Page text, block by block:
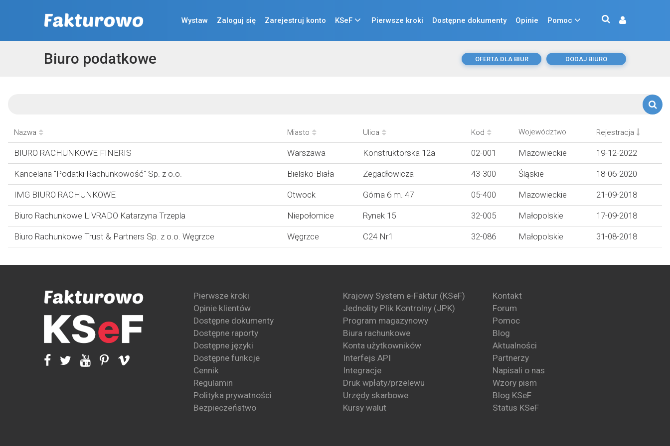
Wystaw Zaloguj się Zarejestruj konto KSeF Pierwsze kroki Dostępne dokumenty Opinie Pomoc
Biuro podatkowe OFERTA DLA BIUR DODAJ BIURO
Nazwa Miasto Ulica Kod Województwo Rejestracja
BIURO RACHUNKOWE FINERIS Warszawa Konstruktorska 12a 02-001 Mazowieckie 19-12-2022
Kancelaria "Podatki-Rachunkowość" Sp. z o.o. Bielsko-Biała Zegadłowicza 43-300 Śląskie 18-06-2020
IMG BIURO RACHUNKOWE Otwock Górna 6 m. 47 05-400 Mazowieckie 21-09-2018
Biuro Rachunkowe LIVRADO Katarzyna Trzepla Niepołomice Rynek 15 32-005 Małopolskie 17-09-2018
Biuro Rachunkowe Trust & Partners Sp. z o.o. Węgrzce Węgrzce C24 Nr1 32-086 Małopolskie 31-08-2018
Pierwsze kroki
Opinie klientów
Dostępne dokumenty
Dostępne raporty
Dostępne języki
Dostępne funkcje
Cennik
Regulamin
Polityka prywatności
Bezpieczeństwo
Krajowy System e-Faktur (KSeF)
Jednolity Plik Kontrolny (JPK)
Program magazynowy
Biura rachunkowe
Konta użytkowników
Interfejs API
Integracje
Druk wpłaty/przelewu
Urzędy skarbowe
Kursy walut
Kontakt
Forum
Pomoc
Blog
Aktualności
Partnerzy
Napisali o nas
Wzory pism
Blog KSeF
Status KSeF